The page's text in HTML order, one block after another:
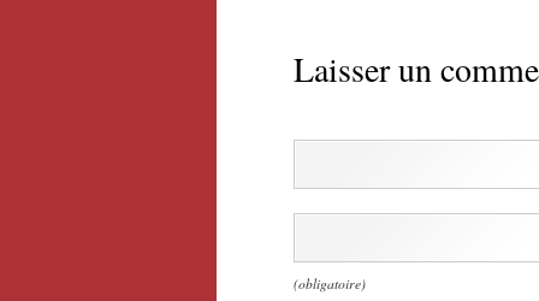
Laisser un
(obligatoire)